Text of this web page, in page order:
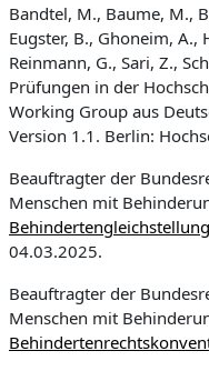
Bandtel, M., Baume, M.,
Eugster, B., Ghoneim, A.,
Reinmann, G., Sari, Z.,
Prüfungen in der
Working Group aus
Version 1.1. Berlin:
Beauftragter der
Menschen mit
04.03.2025.
Beauftragter der
Menschen mit